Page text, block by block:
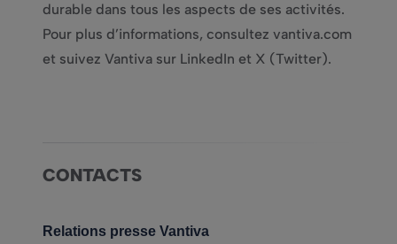
durable dans tous les aspects de ses activités.
Pour plus d’informations, consultez vantiva.com
et suivez Vantiva sur LinkedIn et X (Twitter).
CONTACTS
Relations presse Vantiva